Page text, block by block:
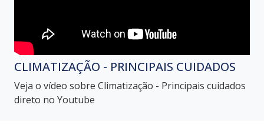
CLIMATIZAÇÃO - PRINCIPAIS CUIDADOS
Veja o vídeo sobre Climatização - Principais cuidados
direto no Youtube